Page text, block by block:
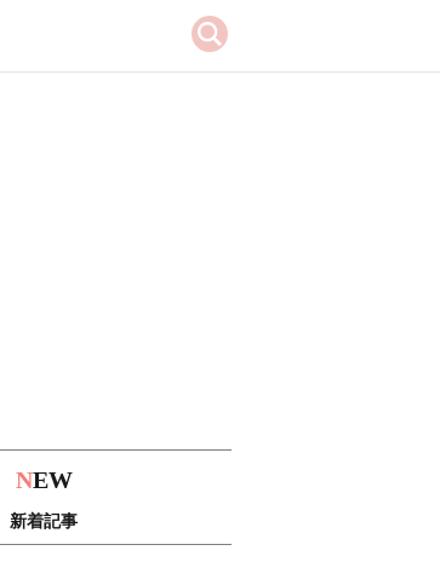
NEW
新着記事